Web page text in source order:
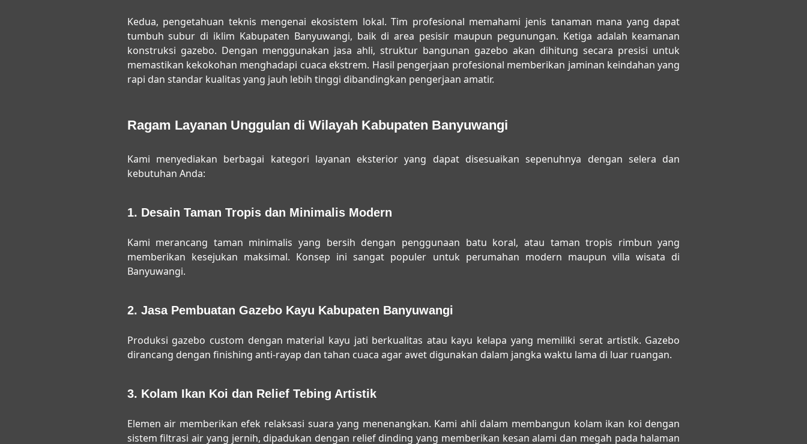
Kedua, pengetahuan teknis mengenai ekosistem lokal. Tim profesional memahami jenis tanaman mana yang dapat
tumbuh subur di iklim Kabupaten Banyuwangi, baik di area pesisir maupun pegunungan. Ketiga adalah keamanan
konstruksi gazebo. Dengan menggunakan jasa ahli, struktur bangunan gazebo akan dihitung secara presisi untuk
memastikan kekokohan menghadapi cuaca ekstrem. Hasil pengerjaan profesional memberikan jaminan keindahan yang
rapi dan standar kualitas yang jauh lebih tinggi dibandingkan pengerjaan amatir.
Ragam Layanan Unggulan di Wilayah Kabupaten Banyuwangi
Kami menyediakan berbagai kategori layanan eksterior yang dapat disesuaikan sepenuhnya dengan selera dan
kebutuhan Anda:
1. Desain Taman Tropis dan Minimalis Modern
Kami merancang taman minimalis yang bersih dengan penggunaan batu koral, atau taman tropis rimbun yang
memberikan kesejukan maksimal. Konsep ini sangat populer untuk perumahan modern maupun villa wisata di
Banyuwangi.
2. Jasa Pembuatan Gazebo Kayu Kabupaten Banyuwangi
Produksi gazebo custom dengan material kayu jati berkualitas atau kayu kelapa yang memiliki serat artistik. Gazebo
dirancang dengan finishing anti-rayap dan tahan cuaca agar awet digunakan dalam jangka waktu lama di luar ruangan.
3. Kolam Ikan Koi dan Relief Tebing Artistik
Elemen air memberikan efek relaksasi suara yang menenangkan. Kami ahli dalam membangun kolam ikan koi dengan
sistem filtrasi air yang jernih, dipadukan dengan relief dinding yang memberikan kesan alami dan megah pada halaman